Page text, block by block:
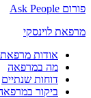
פורום Ask People
מרפאת לוינסקי
אודות מרפאת
מה במרפאה
דוחות שנתיים
ביקור